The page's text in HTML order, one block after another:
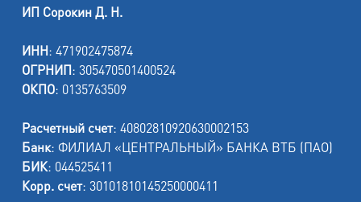
ИП Сорокин Д. Н.
ИНН: 471902475874
ОГРНИП: 305470501400524
ОКПО: 0135763509
Расчетный счет: 40802810920630002153
Банк: ФИЛИАЛ «ЦЕНТРАЛЬНЫЙ» БАНКА ВТБ (ПАО)
БИК: 044525411
Корр. счет: 30101810145250000411